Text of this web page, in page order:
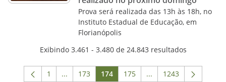
Prova será realizada das 13h às 18h, no
Instituto Estadual de Educação, em
Florianópolis
Exibindo 3.461 - 3.480 de 24.843 resultados
Página
1 ...Páginas intermediárias Usar ABA para navegar.
Página
173 Página
174 Página
175 ...PáginasPágina
1243